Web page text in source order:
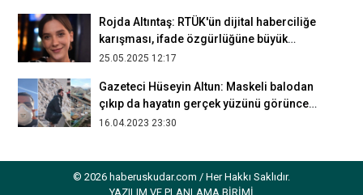
Rojda Altıntaş: RTÜK'ün dijital haberciliğe
karışması, ifade özgürlüğüne büyük
darbe olur
25.05.2025 12:17
Gazeteci Hüseyin Altun: Maskeli balodan
çıkıp da hayatın gerçek yüzünü görünce,
sert bir tokat yemiş gibi oldum
16.04.2023 23:30
07.05.2019 13:07
© 2026 haberuskudar.com / Her Hakkı Saklıdır.
YAZILIM VE PLANLAMA BİRİMİ